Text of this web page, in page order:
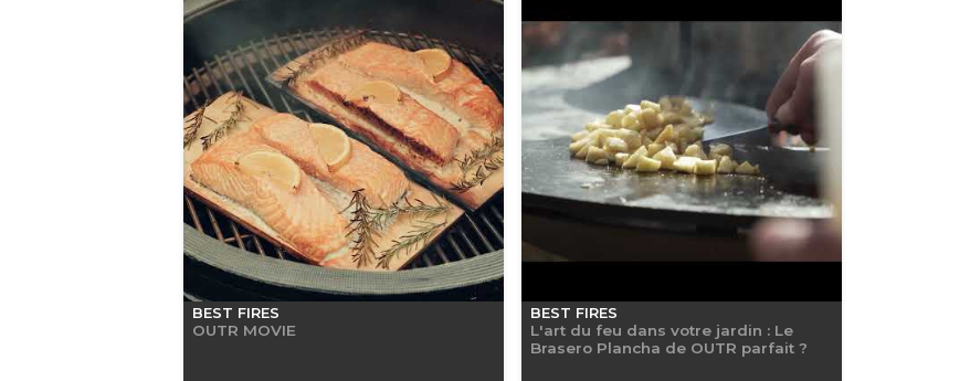
BEST FIRES
OUTR MOVIE
BEST FIRES
L'art du feu dans votre jardin : Le
Brasero Plancha de OUTR parfait ?